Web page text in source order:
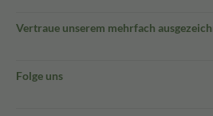
Vertraue unserem mehrfach
Folge uns